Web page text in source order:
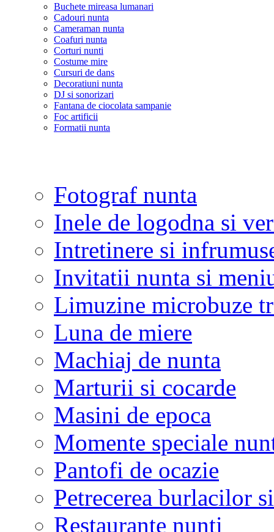
Buchete mireasa lumanari
Cadouri nunta
Cameraman nunta
Coafuri nunta
Corturi nunti
Costume mire
Cursuri de dans
Decoratiuni nunta
DJ si sonorizari
Fantana de ciocolata sampanie
Foc artificii
Formatii nunta
Fotograf nunta
Inele de logodna si
Intretinere si
Invitatii nunta si
Limuzine microbuze
Luna de miere
Machiaj de nunta
Marturii si cocarde
Masini de epoca
Momente speciale
Pantofi de ocazie
Petrecerea burlacilor
Restaurante nunti